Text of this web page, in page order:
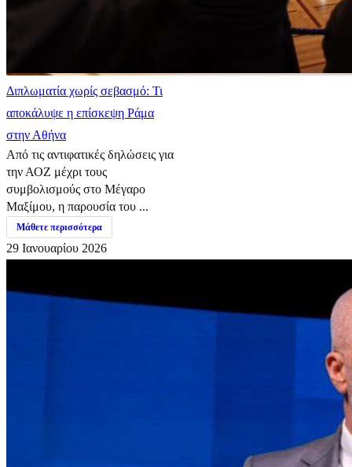
Διπλωματία χωρίς σεβασμό: Τι
αποκάλυψε η επίσκεψη Ράμα
στην Αθήνα
Από τις αντιφατικές δηλώσεις για
την ΑΟΖ μέχρι τους
συμβολισμούς στο Μέγαρο
Μαξίμου, η παρουσία του ...
Μάθετε περισσότερα
29 Ιανουαρίου 2026